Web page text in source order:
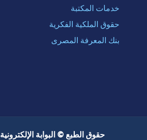
خدمات المكتبة
حقوق الملكية الفكرية
بنك المعرفة المصرى
حقوق الطبع © البوابة الإلكترونية